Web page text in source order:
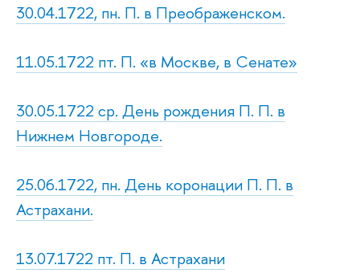
30.04.1722, пн. П. в Преображенском.
11.05.1722 пт. П. «в Москве, в Сенате»
30.05.1722 ср. День рождения П. П. в
Нижнем Новгороде.
25.06.1722, пн. День коронации П. П. в
Астрахани.
13.07.1722 пт. П. в Астрахани